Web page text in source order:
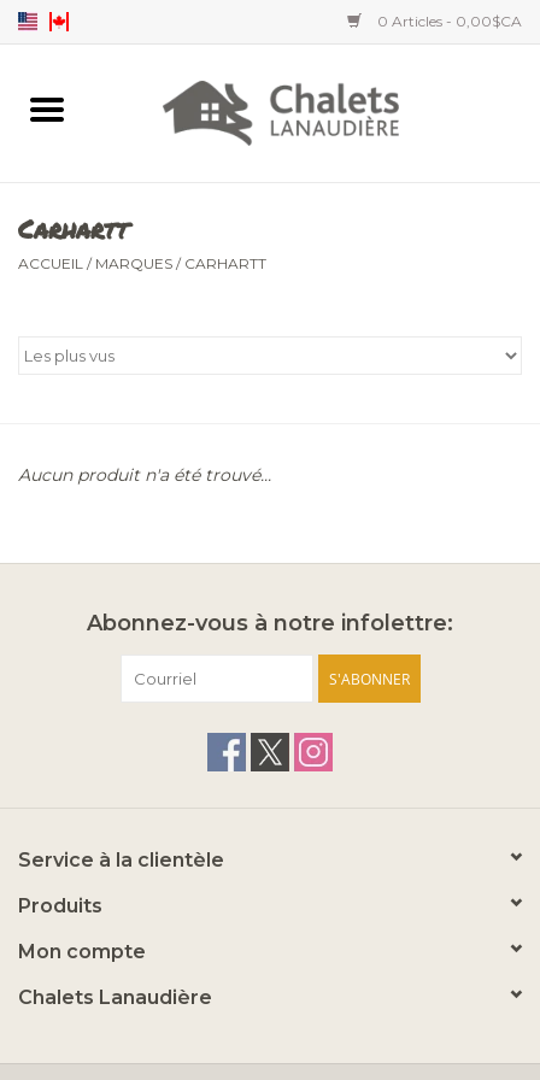
0 Articles - 0,00$CA
Accueil
Vêtements hommes
Carhartt
ACCUEIL / MARQUES / CARHARTT
Aucun produit n'a été trouvé...
Abonnez-vous à notre infolettre:
S'ABONNER
Service à la clientèle
Produits
Mon compte
Chalets Lanaudière